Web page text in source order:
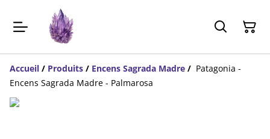
Accueil / Produits / Encens Sagrada Madre / Patagonia -
Encens Sagrada Madre - Palmarosa